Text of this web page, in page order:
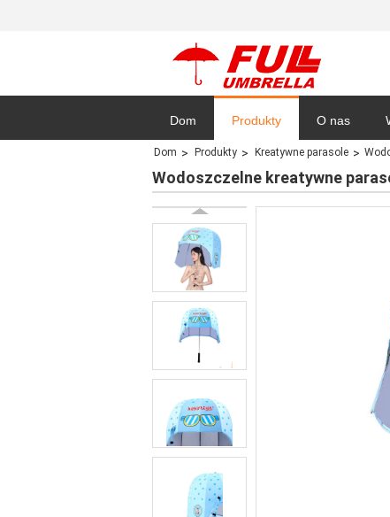
Dom Produkty O nas
Sitemap
Dom Produkty Kreatywne parasole
Wodoszczelne kreatywne